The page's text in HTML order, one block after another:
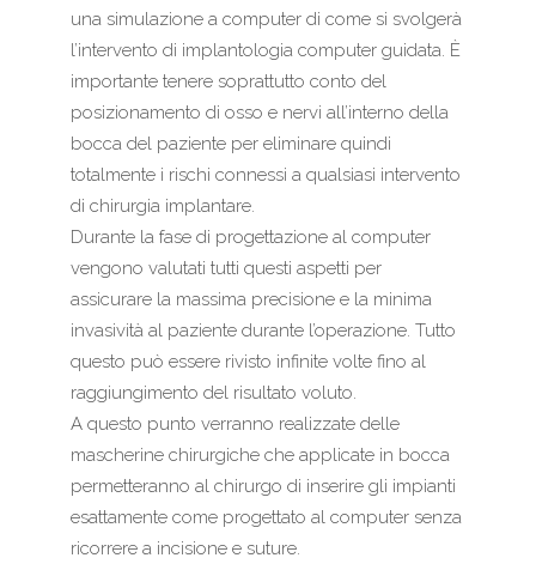
una simulazione a computer di come si svolgerà
l’intervento di implantologia computer guidata. È
importante tenere soprattutto conto del
posizionamento di osso e nervi all’interno della
bocca del paziente per eliminare quindi
totalmente i rischi connessi a qualsiasi intervento
di chirurgia implantare.
Durante la fase di progettazione al computer
vengono valutati tutti questi aspetti per
assicurare la massima precisione e la minima
invasività al paziente durante l’operazione. Tutto
questo può essere rivisto infinite volte fino al
raggiungimento del risultato voluto.
A questo punto verranno realizzate delle
mascherine chirurgiche che applicate in bocca
permetteranno al chirurgo di inserire gli impianti
esattamente come progettato al computer senza
ricorrere a incisione e suture.